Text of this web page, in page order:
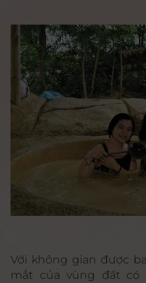
Với không gian được
mắt của vùng đất